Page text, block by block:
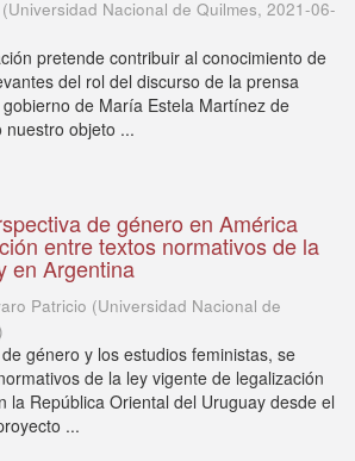
(Universidad Nacional de Quilmes, 2021-06-
pretende contribuir al conocimiento de
del rol del discurso de la prensa
de María Estela Martínez de
nuestro objeto ...
de género en América
entre textos normativos de la
en Argentina
Patricio (Universidad Nacional de
género y los estudios feministas, se
de la ley vigente de legalización
la República Oriental del Uruguay desde el
...